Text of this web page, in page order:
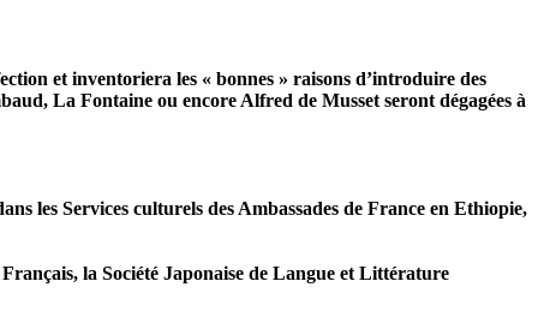
et inventoriera les « bonnes » raisons d’introduire des
La Fontaine ou encore Alfred de Musset seront dégagées à
les Services culturels des Ambassades de France en Ethiopie,
la Société Japonaise de Langue et Littérature